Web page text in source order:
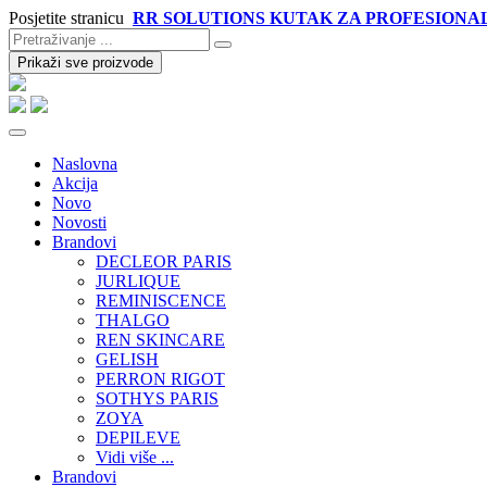
Posjetite stranicu RR SOLUTIONS KUTAK ZA
Prikaži sve proizvode
Naslovna
Akcija
Novo
Novosti
Brandovi
DECLEOR PARIS
JURLIQUE
REMINISCENCE
THALGO
REN SKINCARE
GELISH
PERRON RIGOT
SOTHYS PARIS
ZOYA
DEPILEVE
Vidi više ...
Brandovi